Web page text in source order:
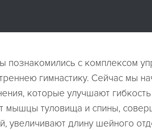
познакомились с комплексом
гимнастику. Сейчас мы
которые улучшают
мышцы туловища и спины,
увеличивают длину шейного